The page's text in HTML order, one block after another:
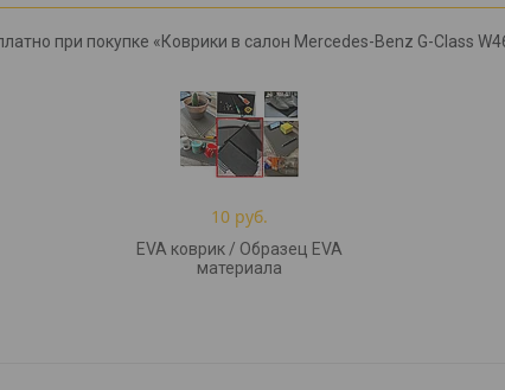
при покупке «Коврики в салон Mercedes-Benz G-Class
10 руб.
EVA коврик / Образец EVA
материала